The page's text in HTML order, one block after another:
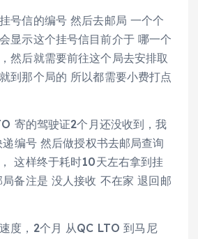
号信的编号 然后去邮局 一个个
显示这个挂号信目前介于 哪一个
然后就需要前往这个局去安排取
到那个局的 所以都需要小费打点
寄的驾驶证2个月还没收到，我
编号 然后做授权书去邮局查询
这样终于耗时10天左右拿到挂
备注是 没人接收 不在家 退回邮
度，2个月 从QC LTO 到马尼